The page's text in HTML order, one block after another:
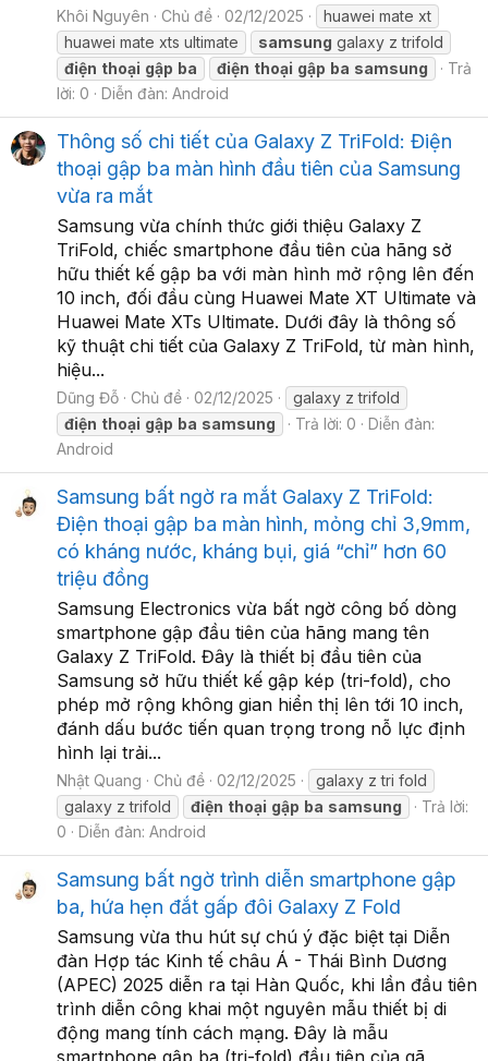
Khôi Nguyên Chủ đề 02/12/2025
huawei mate xt
huawei mate xts ultimate
samsung galaxy z trifold
điện thoại gập ba điện thoại gập ba samsung
Trả
lời: 0
Diễn đàn: Android
Thông số chi tiết của Galaxy Z TriFold: Điện
thoại gập ba màn hình đầu tiên của Samsung
vừa ra mắt
Samsung vừa chính thức giới thiệu Galaxy Z
TriFold, chiếc smartphone đầu tiên của hãng sở
hữu thiết kế gập ba với màn hình mở rộng lên đến
10 inch, đối đầu cùng Huawei Mate XT Ultimate và
Huawei Mate XTs Ultimate. Dưới đây là thông số
kỹ thuật chi tiết của Galaxy Z TriFold, từ màn hình,
hiệu...
Dũng Đỗ Chủ đề 02/12/2025
galaxy z trifold
điện thoại gập ba samsung Trả lời: 0
Diễn đàn:
Android
Samsung bất ngờ ra mắt Galaxy Z TriFold:
Điện thoại gập ba màn hình, mỏng chỉ 3,9mm,
có kháng nước, kháng bụi, giá “chỉ” hơn 60
triệu đồng
Samsung Electronics vừa bất ngờ công bố dòng
smartphone gập đầu tiên của hãng mang tên
Galaxy Z TriFold. Đây là thiết bị đầu tiên của
Samsung sở hữu thiết kế gập kép (tri-fold), cho
phép mở rộng không gian hiển thị lên tới 10 inch,
đánh dấu bước tiến quan trọng trong nỗ lực định
hình lại trải...
Nhật Quang Chủ đề 02/12/2025
galaxy z tri fold
galaxy z trifold
điện thoại gập ba samsung
Trả lời:
0
Diễn đàn: Android
Samsung bất ngờ trình diễn smartphone gập
ba, hứa hẹn đắt gấp đôi Galaxy Z Fold
Samsung vừa thu hút sự chú ý đặc biệt tại Diễn
đàn Hợp tác Kinh tế châu Á - Thái Bình Dương
(APEC) 2025 diễn ra tại Hàn Quốc, khi lần đầu tiên
trình diễn công khai một nguyên mẫu thiết bị di
động mang tính cách mạng. Đây là mẫu
smartphone gập ba (tri-fold) đầu tiên của gã